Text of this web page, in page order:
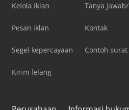
Kelola iklan
Pesan iklan
Segel kepercayaan
Kirim lelang
Tanya
Kontak
Contoh